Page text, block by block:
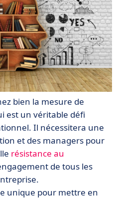
bien la mesure de
est un véritable défi
Il nécessitera une
et des managers pour
résistance au
de tous les
unique pour mettre en